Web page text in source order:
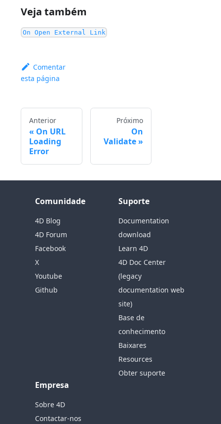
Veja também
On Open External Link
Comentar
esta página
Anterior
On URL
Loading
Error
Próximo
On
Validate
Comunidade
4D Blog
4D Forum
Facebook
X
Youtube
Github
Suporte
Documentation
download
Learn 4D
4D Doc Center
(legacy
documentation web
site)
Base de
conhecimento
Baixares
Resources
Obter suporte
Empresa
Sobre 4D
Contactar-nos